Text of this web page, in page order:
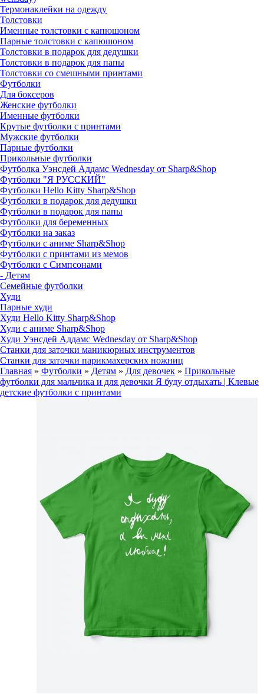
Термонаклейки на одежду
Толстовки
Именные толстовки с капюшоном
Парные толстовки с капюшоном
Толстовки в подарок для дедушки
Толстовки в подарок для папы
Толстовки со смешными принтами
Футболки
Для боксеров
Женские футболки
Именные футболки
Крутые футболки с принтами
Мужские футболки
Парные футболки
Прикольные футболки
Футболка Уэнсдей Аддамс Wednesday от Sharp&Shop
Футболки "Я РУССКИЙ"
Футболки Hello Kitty Sharp&Shop
Футболки в подарок для дедушки
Футболки в подарок для папы
Футболки для беременных
Футболки на заказ
Футболки с аниме Sharp&Shop
Футболки с принтами из мемов
Футболки с Симпсонами
- Детям
Семейные футболки
Худи
Парные худи
Худи Hello Kitty Sharp&Shop
Худи с аниме Sharp&Shop
Худи Уэнсдей Аддамс Wednesday от Sharp&Shop
Станки для заточки маникюрных инструментов
Станки для заточки парикмахерских ножниц
Главная » Футболки » Детям » Для девочек » Прикольные
футболки для мальчика и для девочки Я буду отдыхать | Клевые
детские футболки с принтами